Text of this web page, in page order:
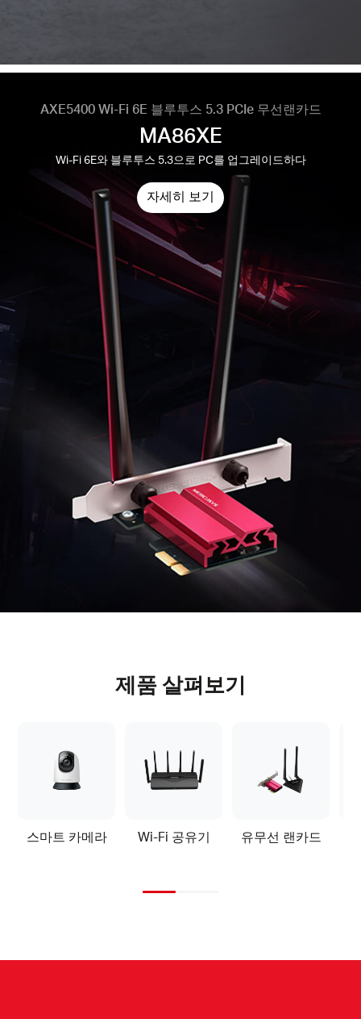
AXE5400 Wi-Fi 6E 블루투스 5.3 PCIe 무선랜카드
MA86XE
Wi-Fi 6E와 블루투스 5.3으로 PC를 업그레이드하다
자세히 보기
제품 살펴보기
스마트 카메라 Wi-Fi 공유기 유무선 랜카드